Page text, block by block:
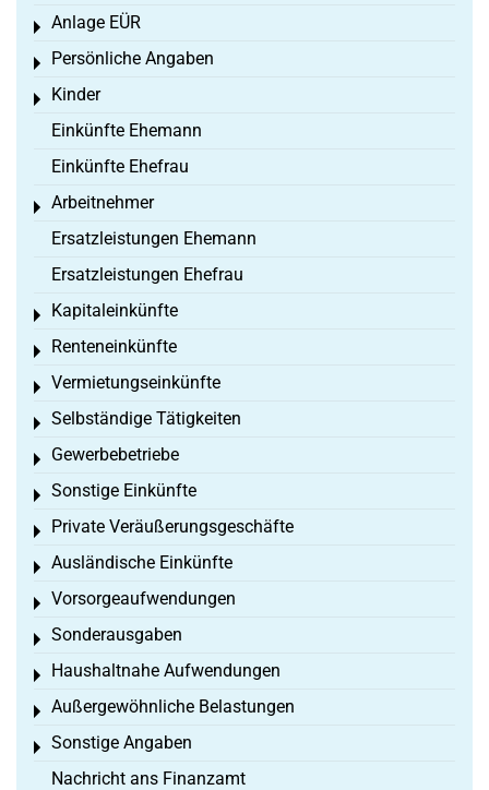
Anlage EÜR
Toggle menu
Persönliche Angaben
Toggle menu
Kinder
Toggle menu
Einkünfte Ehemann
Einkünfte Ehefrau
Arbeitnehmer
Toggle menu
Ersatzleistungen Ehemann
Ersatzleistungen Ehefrau
Kapitaleinkünfte
Toggle menu
Renteneinkünfte
Toggle menu
Vermietungseinkünfte
Toggle menu
Selbständige Tätigkeiten
Toggle menu
Gewerbebetriebe
Toggle menu
Sonstige Einkünfte
Toggle menu
Private Veräußerungsgeschäfte
Toggle menu
Ausländische Einkünfte
Toggle menu
Vorsorgeaufwendungen
Toggle menu
Sonderausgaben
Toggle menu
Haushaltnahe Aufwendungen
Toggle menu
Außergewöhnliche Belastungen
Toggle menu
Sonstige Angaben
Toggle menu
Nachricht ans Finanzamt